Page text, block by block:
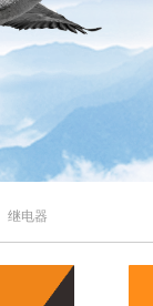
继电器